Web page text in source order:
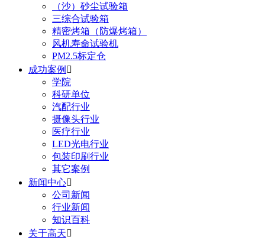
（沙）砂尘试验箱
三综合试验箱
精密烤箱（防爆烤箱）
风机寿命试验机
PM2.5标定仓
成功案例 
学院
科研单位
汽配行业
摄像头行业
医疗行业
LED光电行业
包装印刷行业
其它案例
新闻中心
公司新闻
行业新闻
知识百科
关于高天